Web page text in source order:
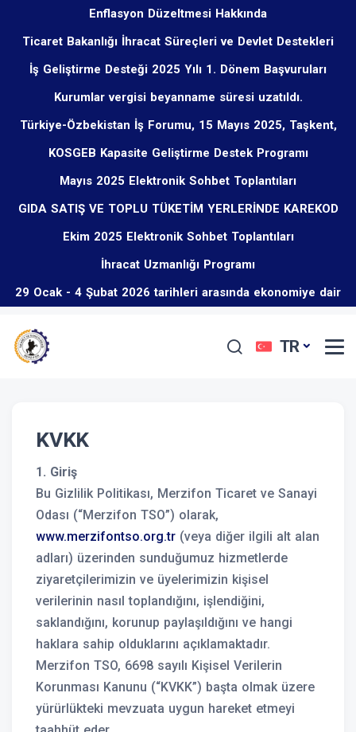
Enflasyon Düzeltmesi Hakkında
Ticaret Bakanlığı İhracat Süreçleri ve Devlet Destekleri
Eğitim Programı Hakkında
İş Geliştirme Desteği 2025 Yılı 1. Dönem Başvuruları
Başladı
Kurumlar vergisi beyanname süresi uzatıldı.
Türkiye-Özbekistan İş Forumu, 15 Mayıs 2025, Taşkent,
Özbekistan
KOSGEB Kapasite Geliştirme Destek Programı
Mayıs 2025 Elektronik Sohbet Toplantıları
GIDA SATIŞ VE TOPLU TÜKETİM YERLERİNDE KAREKOD
UYGULAMASI ZORUNLU OLMUŞTUR.
Ekim 2025 Elektronik Sohbet Toplantıları
İhracat Uzmanlığı Programı
29 Ocak - 4 Şubat 2026 tarihleri arasında ekonomiye dair
TR
KVKK
1. Giriş
Bu Gizlilik Politikası, Merzifon Ticaret ve Sanayi
Odası (“Merzifon TSO”) olarak,
www.merzifontso.org.tr (veya diğer ilgili alt alan
adları) üzerinden sunduğumuz hizmetlerde
ziyaretçilerimizin ve üyelerimizin kişisel
verilerinin nasıl toplandığını, işlendiğini,
saklandığını, korunup paylaşıldığını ve hangi
haklara sahip olduklarını açıklamaktadır.
Merzifon TSO, 6698 sayılı Kişisel Verilerin
Korunması Kanunu (“KVKK”) başta olmak üzere
yürürlükteki mevzuata uygun hareket etmeyi